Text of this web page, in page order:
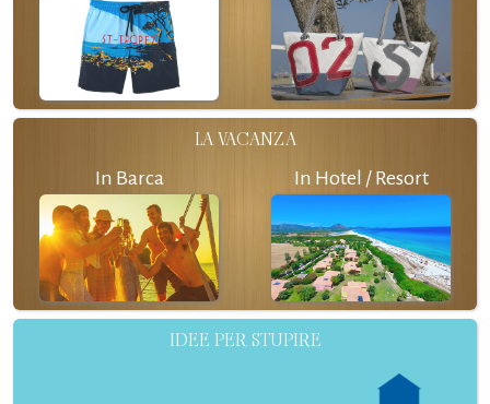
LA VACANZA
In Barca In Hotel / Resort
IDEE PER STUPIRE